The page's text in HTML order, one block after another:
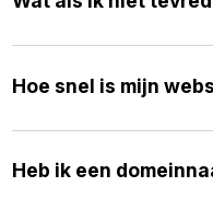
Hoe snel is mijn
Heb ik een